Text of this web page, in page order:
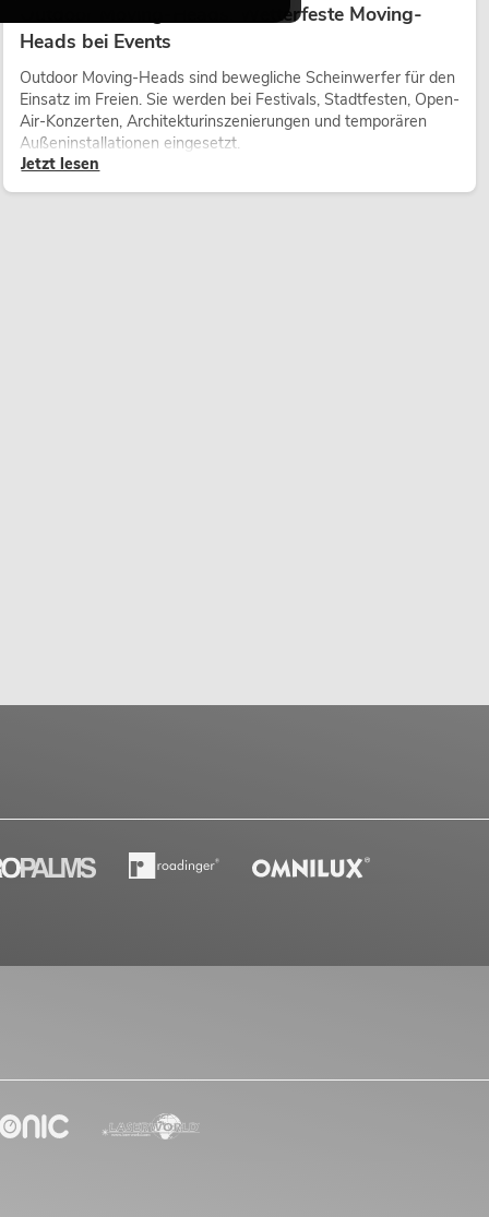
Outdoor Moving-Heads: Wetterfeste Moving-
Heads bei Events
Outdoor Moving-Heads sind bewegliche Scheinwerfer für den
Einsatz im Freien. Sie werden bei Festivals, Stadtfesten, Open-
Air-Konzerten, Architekturinszenierungen und temporären
Außeninstallationen eingesetzt.
Jetzt lesen